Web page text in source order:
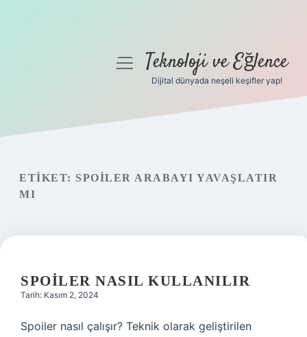
Gizlilik Politikası
Hakkımızda
menüyüTeknoloji ve Eğlence
Dijital dünyada neşeli keşifler yap!
ETIKET: SPOILER ARABAYI YAVAŞLATIR
MI
SPOILER NASIL KULLANILIR
Tarih: Kasım 2, 2024
Spoiler nasıl çalışır? Teknik olarak geliştirilen